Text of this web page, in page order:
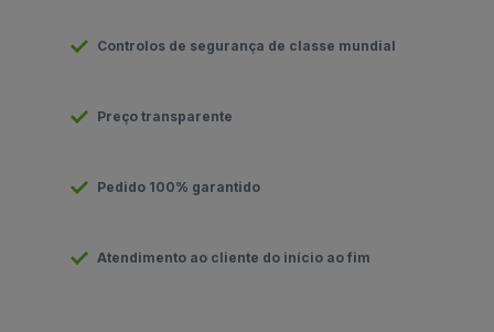
Controlos de segurança de classe mundial
Preço transparente
Pedido 100% garantido
Atendimento ao cliente do início ao fim